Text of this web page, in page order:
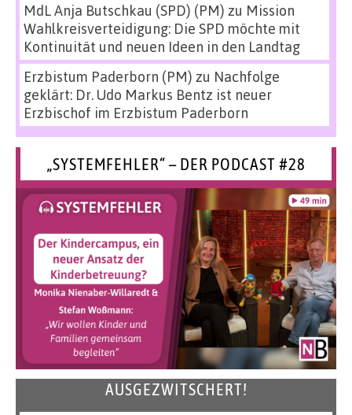
MdL Anja Butschkau (SPD) (PM) zu Mission
Wahlkreisverteidigung: Die SPD möchte mit
Kontinuität und neuen Ideen in den Landtag
Erzbistum Paderborn (PM) zu Nachfolge
geklärt: Dr. Udo Markus Bentz ist neuer
Erzbischof im Erzbistum Paderborn
„SYSTEMFEHLER“ – DER PODCAST #28
AUSGEZWITSCHERT!